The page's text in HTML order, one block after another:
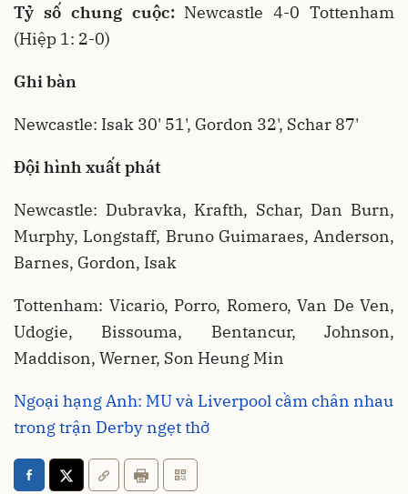
Tỷ số chung cuộc:Newcastle 4-0 Tottenham
(Hiệp 1: 2-0)
Ghi bàn
Newcastle: Isak 30' 51', Gordon 32', Schar 87'
Đội hình xuất phát
Newcastle: Dubravka, Krafth, Schar, Dan Burn,
Murphy, Longstaff, Bruno Guimaraes, Anderson,
Barnes, Gordon, Isak
Tottenham: Vicario, Porro, Romero, Van De Ven,
Udogie, Bissouma, Bentancur, Johnson,
Maddison, Werner, Son Heung Min
Ngoại hạng Anh: MU và Liverpool cầm chân nhau
trong trận Derby ngẹt thở